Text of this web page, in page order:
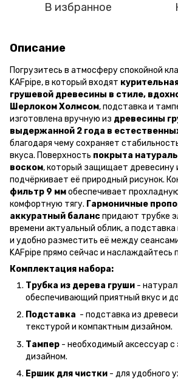
В избранное
Описание
Погрузитесь в атмосферу спокойной
KAFpipe, в который входят
грушевой древесины в стиле,
Шерлоком Холмсом, подставка и
изготовлена вручную из древесины
выдержанной 2 года в
благодаря чему сохраняет
вкуса. Поверхность покрыта
воском, который защищает древесину
подчёркивает её природный рисунок.
фильтр 9 ммобеспечивает
комфортную тягу. Гармоничные
аккуратный баланспридают трубке
времени актуальный облик, а
и удобно разместить её между
KAFpipe прямо сейчас и
Комплектация набора:
Трубка из дерева груши -
обеспечивающий приятный вкус и
Подставка - подставка из
текстурой и компактным дизайном.
Тампер - необходимый аксессуар с
дизайном.
Ершик для чистки - для удобного